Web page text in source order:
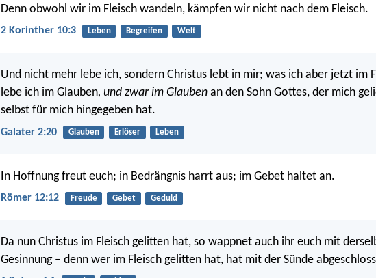
Denn obwohl wir im Fleisch wandeln, kämpfen wir nicht nach dem Fleisch.
2 Korinther 10:3 Leben Begreifen Welt
Und nicht mehr lebe ich, sondern Christus lebt in mir; was ich aber jetzt im
lebe ich im Glauben, und zwar im Glauben an den Sohn Gottes, der mich
selbst für mich hingegeben hat.
Galater 2:20 Glauben Erlöser Leben
In Hoffnung freut euch; in Bedrängnis harrt aus; im Gebet haltet an.
Römer 12:12 Freude Gebet Geduld
Da nun Christus im Fleisch gelitten hat, so wappnet auch ihr euch mit
Gesinnung – denn wer im Fleisch gelitten hat, hat mit der Sünde